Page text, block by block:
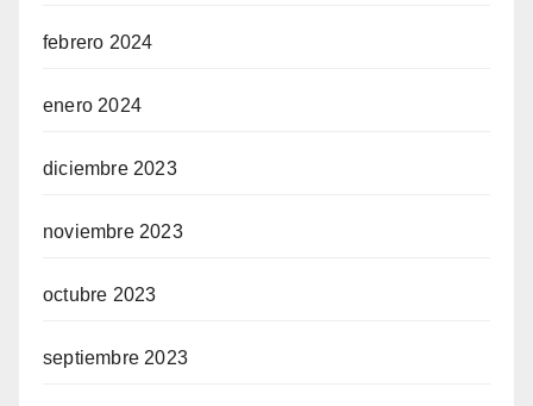
febrero 2024
enero 2024
diciembre 2023
noviembre 2023
octubre 2023
septiembre 2023